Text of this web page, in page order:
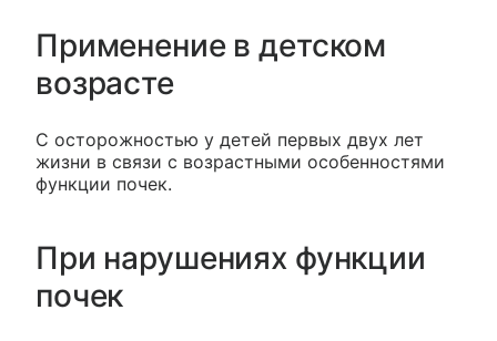
Применение в детском
возрасте
С осторожностью у детей первых двух лет
жизни в связи с возрастными особенностями
функции почек.
При нарушениях функции
почек